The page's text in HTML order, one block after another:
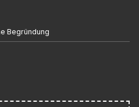
Begründung